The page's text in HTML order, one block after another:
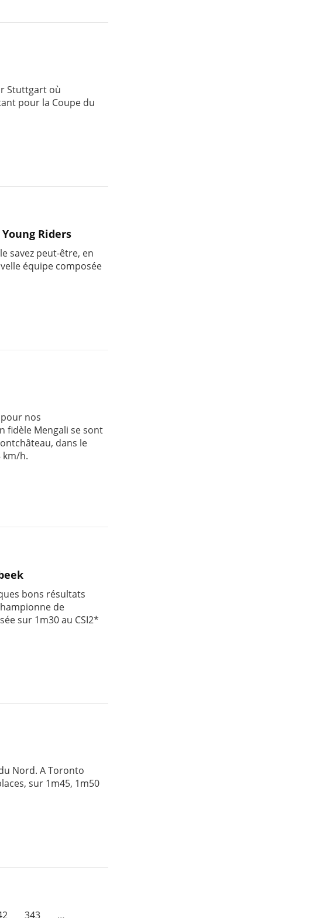
Stuttgart où
pour la Coupe du
Riders
savez peut-être, en
équipe composée
nos
fidèle Mengali se sont
dans le
km/h.
bons résultats
de
sur 1m30 au CSI2*
Nord. A Toronto
sur 1m45, 1m50
343 …